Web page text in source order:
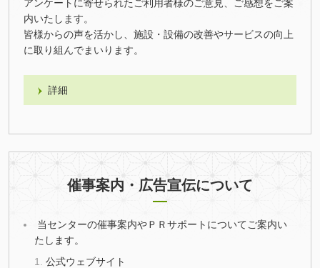
アンケートに寄せられたご利用者様のご意見、ご感想をご案
内いたします。
皆様からの声を活かし、施設・設備の改善やサービスの向上
に取り組んでまいります。
詳細
催事案内・広告宣伝について
当センターの催事案内やＰＲサポートについてご案内い
たします。
公式ウェブサイト